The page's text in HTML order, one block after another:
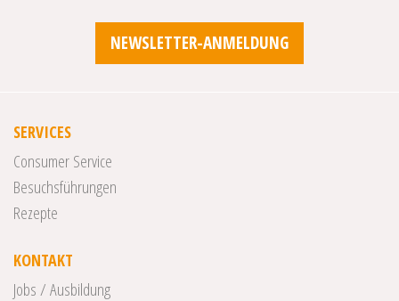
NEWSLETTER-ANMELDUNG
SERVICES
Consumer Service
Besuchsführungen
Rezepte
KONTAKT
Jobs / Ausbildung